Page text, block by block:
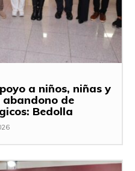
a niños, niñas y
abandono de
Bedolla